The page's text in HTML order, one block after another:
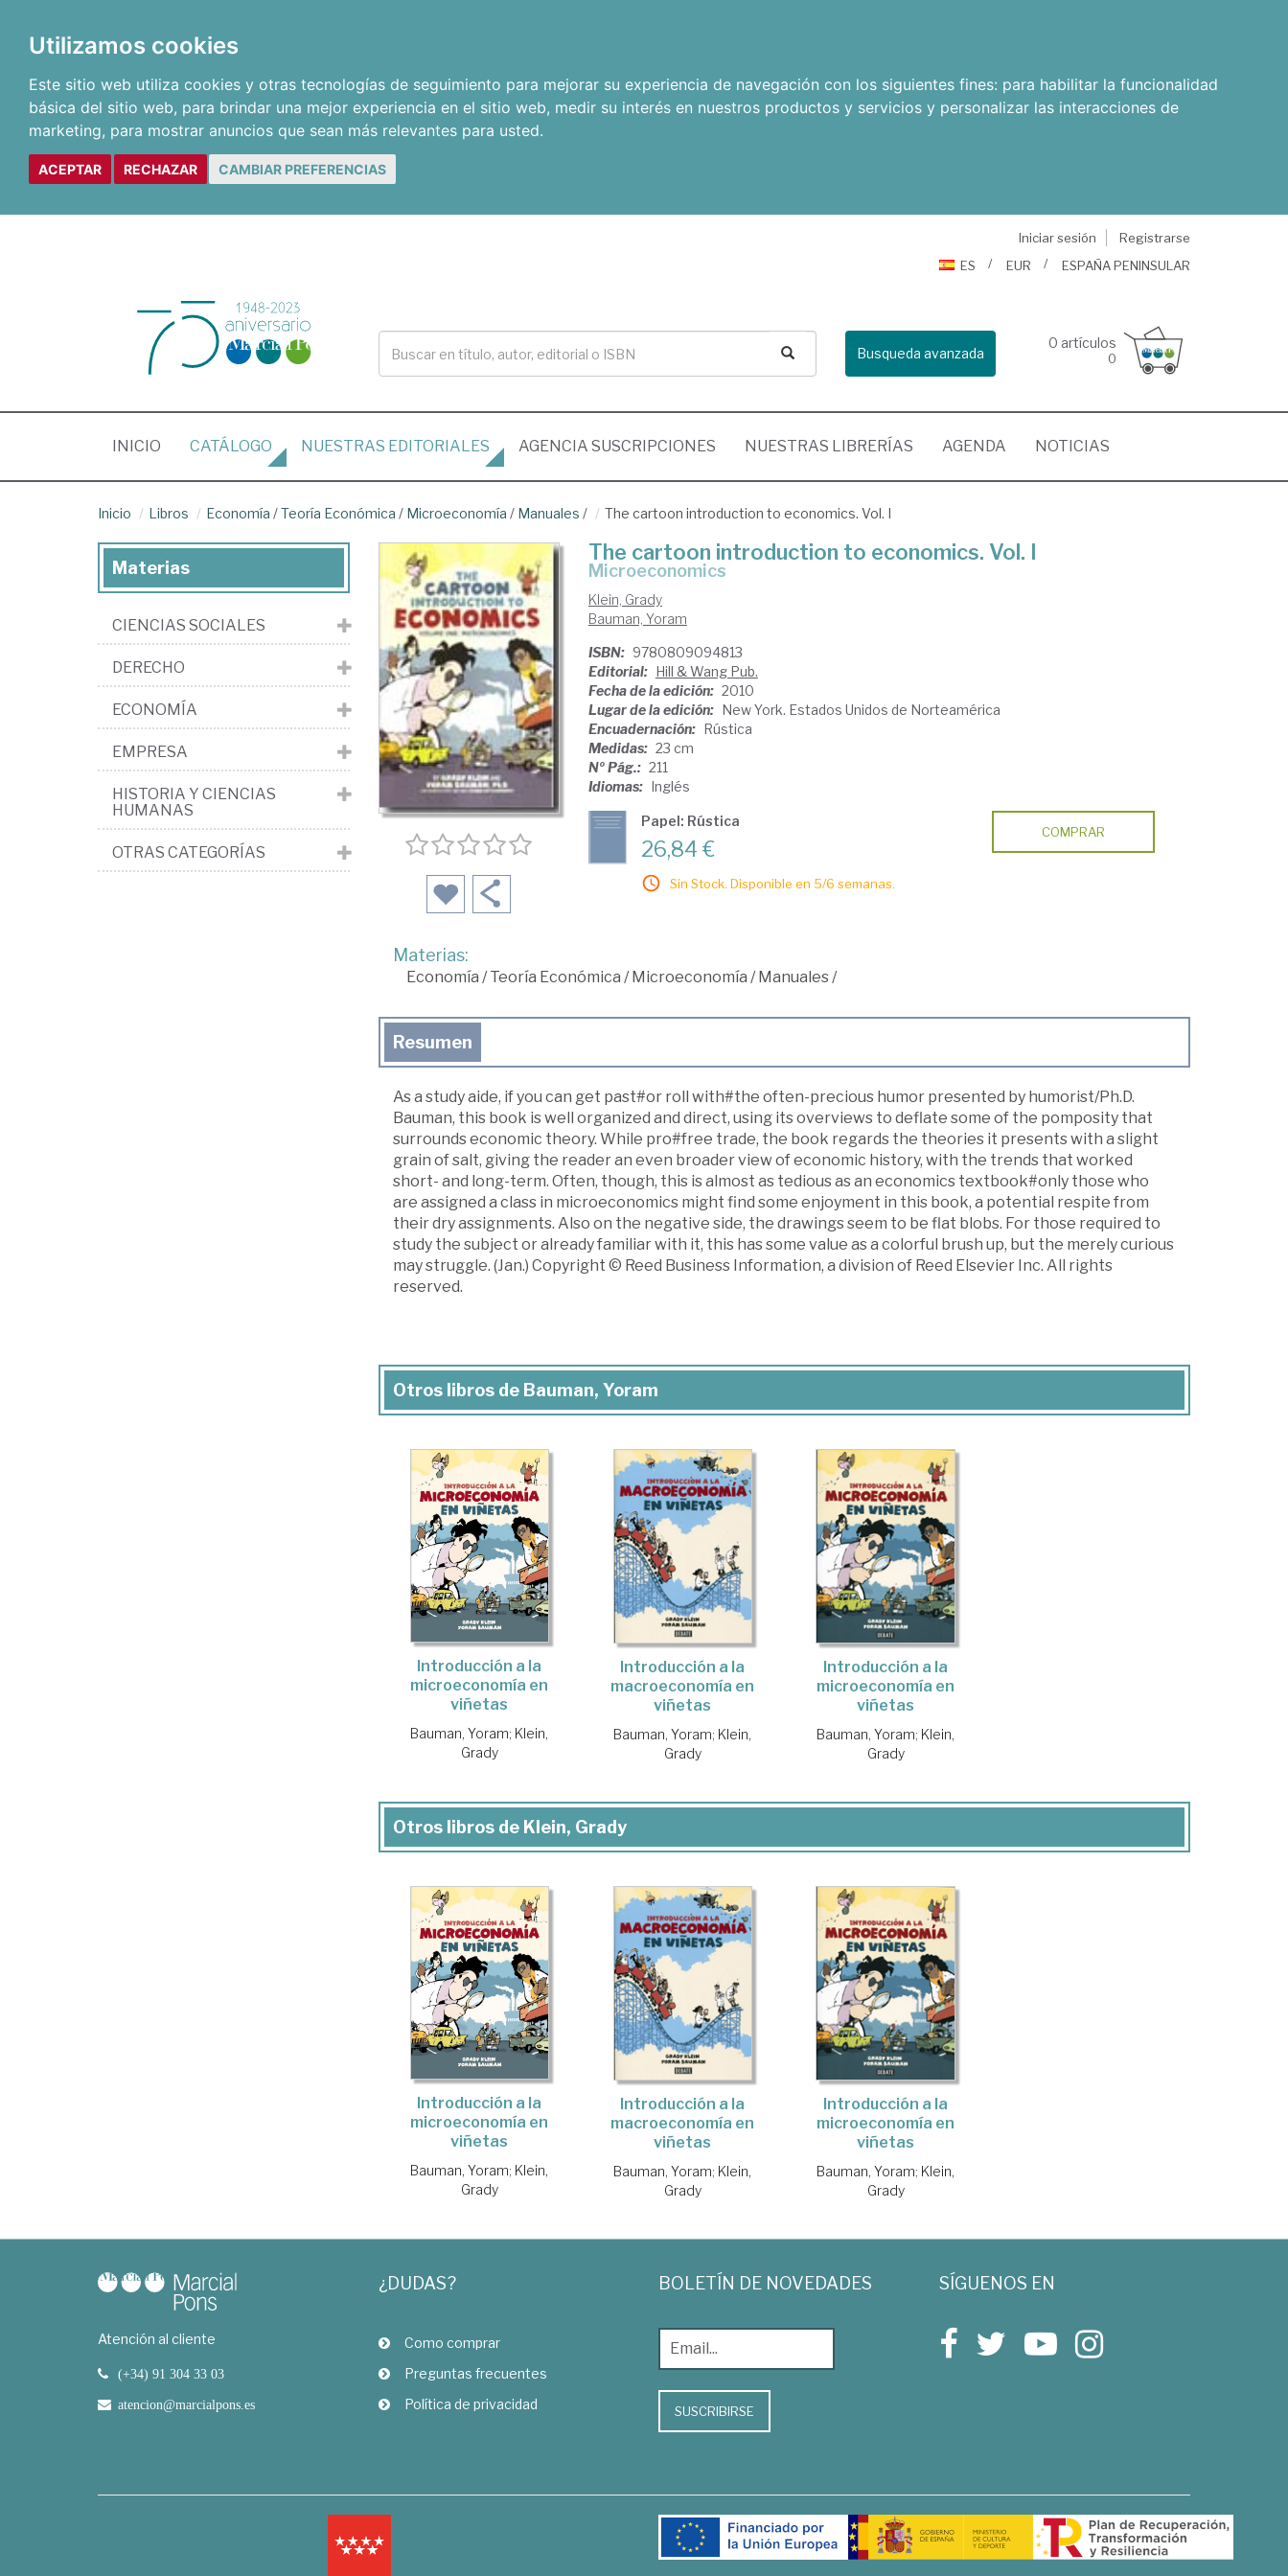
Utilizamos cookies
Este sitio web utiliza cookies y otras tecnologías de seguimiento para mejorar su experiencia de navegación con los siguientes fines: para habilitar la funcionalidad
básica del sitio web, para brindar una mejor experiencia en el sitio web, medir su interés en nuestros productos y servicios y personalizar las interacciones de
marketing, para mostrar anuncios que sean más relevantes para usted.
ACEPTAR RECHAZAR CAMBIAR PREFERENCIAS
Iniciar sesión
Registrarse
ES
EUR ESPAÑA PENINSULAR
Busqueda avanzada
0 artículos
0
INICIO (CURRENT)
CATÁLOGO NUESTRAS EDITORIALES AGENCIA SUSCRIPCIONES NUESTRAS LIBRERÍAS AGENDA NOTICIAS
Inicio Libros Economía /Teoría Económica / Microeconomía / Manuales / The cartoon introduction to economics. Vol. I
The cartoon introduction to economics. Vol. I
Microeconomics
Klein, Grady
Bauman, Yoram
ISBN: 9780809094813
Editorial: Hill & Wang Pub.
Fecha de la edición: 2010
Lugar de la edición: New York. Estados Unidos de Norteamérica
Encuadernación: Rústica
Medidas: 23 cm
Nº Pág.: 211
Idiomas: Inglés
Papel: Rústica
26,84 €
Sin Stock. Disponible en 5/6 semanas.
COMPRAR
Materias:
Economía /Teoría Económica /Microeconomía /Manuales/
Resumen
As a study aide, if you can get past#or roll with#the often-precious humor presented by humorist/Ph.D.
Bauman, this book is well organized and direct, using its overviews to deflate some of the pomposity that
surrounds economic theory. While pro#free trade, the book regards the theories it presents with a slight
grain of salt, giving the reader an even broader view of economic history, with the trends that worked
short- and long-term. Often, though, this is almost as tedious as an economics textbook#only those who
are assigned a class in microeconomics might find some enjoyment in this book, a potential respite from
their dry assignments. Also on the negative side, the drawings seem to be flat blobs. For those required to
study the subject or already familiar with it, this has some value as a colorful brush up, but the merely curious
may struggle. (Jan.) Copyright © Reed Business Information, a division of Reed Elsevier Inc. All rights
reserved.
Otros libros de Bauman, Yoram
Introducción a la
microeconomía en
viñetas
Bauman, Yoram; Klein,
Grady
Introducción a la
macroeconomía en
viñetas
Bauman, Yoram; Klein,
Grady
Introducción a la
microeconomía en
viñetas
Bauman, Yoram; Klein,
Grady
Otros libros de Klein, Grady
Introducción a la
microeconomía en
viñetas
Bauman, Yoram; Klein,
Grady
Introducción a la
macroeconomía en
viñetas
Bauman, Yoram; Klein,
Grady
Introducción a la
microeconomía en
viñetas
Bauman, Yoram; Klein,
Grady
Materias
CIENCIAS SOCIALES
DERECHO
ECONOMÍA
EMPRESA
HISTORIA Y CIENCIAS
HUMANAS
OTRAS CATEGORÍAS
Atención al cliente
(+34) 91 304 33 03
atencion@marcialpons.es
¿DUDAS?
Como comprar
Preguntas frecuentes
Política de privacidad
BOLETÍN DE NOVEDADES
SUSCRIBIRSE
SÍGUENOS EN